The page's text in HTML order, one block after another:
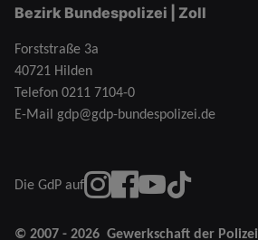
Bezirk Bundespolizei | Zoll
Forststraße 3a
40721 Hilden
Telefon 0211 7104-0
E-Mail gdp@gdp-bundespolizei.de
Die GdP auf
instagram
Facebook
YouTube
TikTok
© 2007 - 2026 Gewerkschaft der Polizei